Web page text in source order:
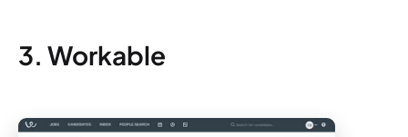
3. Workable